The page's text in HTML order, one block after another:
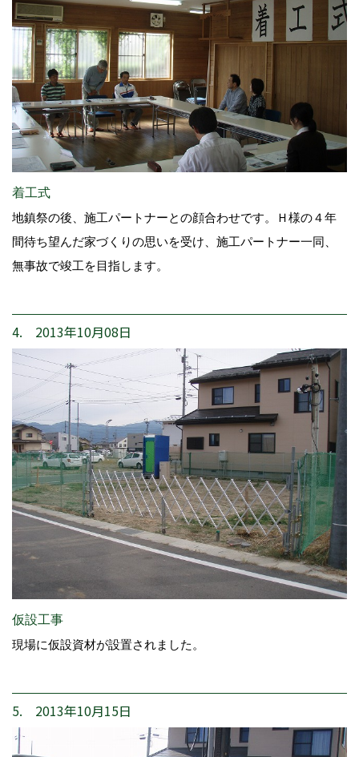
着工式
地鎮祭の後、施工パートナーとの顔合わせです。Ｈ様の４年
間待ち望んだ家づくりの思いを受け、施工パートナー一同、
無事故で竣工を目指します。
4. 2013年10月08日
仮設工事
現場に仮設資材が設置されました。
5. 2013年10月15日